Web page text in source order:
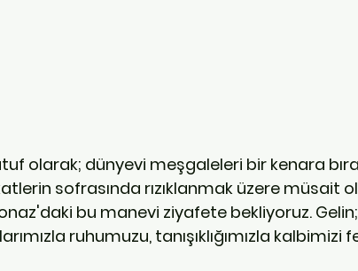
olarak; dünyevi meşgaleleri bir kenara
sofrasında rızıklanmak üzere müsait
bu manevi ziyafete bekliyoruz.
ruhumuzu, tanışıklığımızla kalbimizi